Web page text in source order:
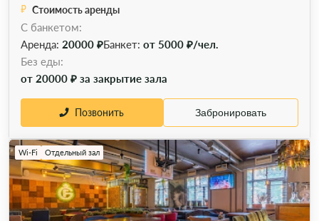
Стоимость аренды
С банкетом:
Аренда: 20000 ₽Банкет: от 5000 ₽/чел.
Без еды:
от 20000 ₽ за закрытие зала
Позвонить Забронировать
Wi-Fi Отдельный зал